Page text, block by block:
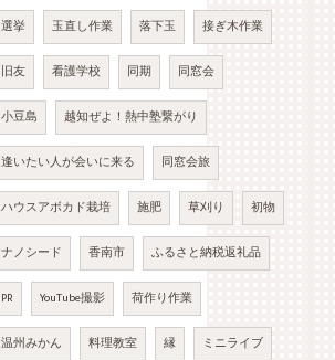
選挙 玉直し作業 落下玉 接ぎ木作業
旧友 看護学校 同期 同窓会
小豆島 越知ぜよ！熱中塾繋がり
逢いたい人が会いに来る 同窓会旅
ハウスアボカド栽培 施肥 草刈り 初物
ナノシード 香南市 ふるさと納税返礼品
PR YouTube撮影 荷作り作業
温州みかん 料理教室 縁 ミニライブ